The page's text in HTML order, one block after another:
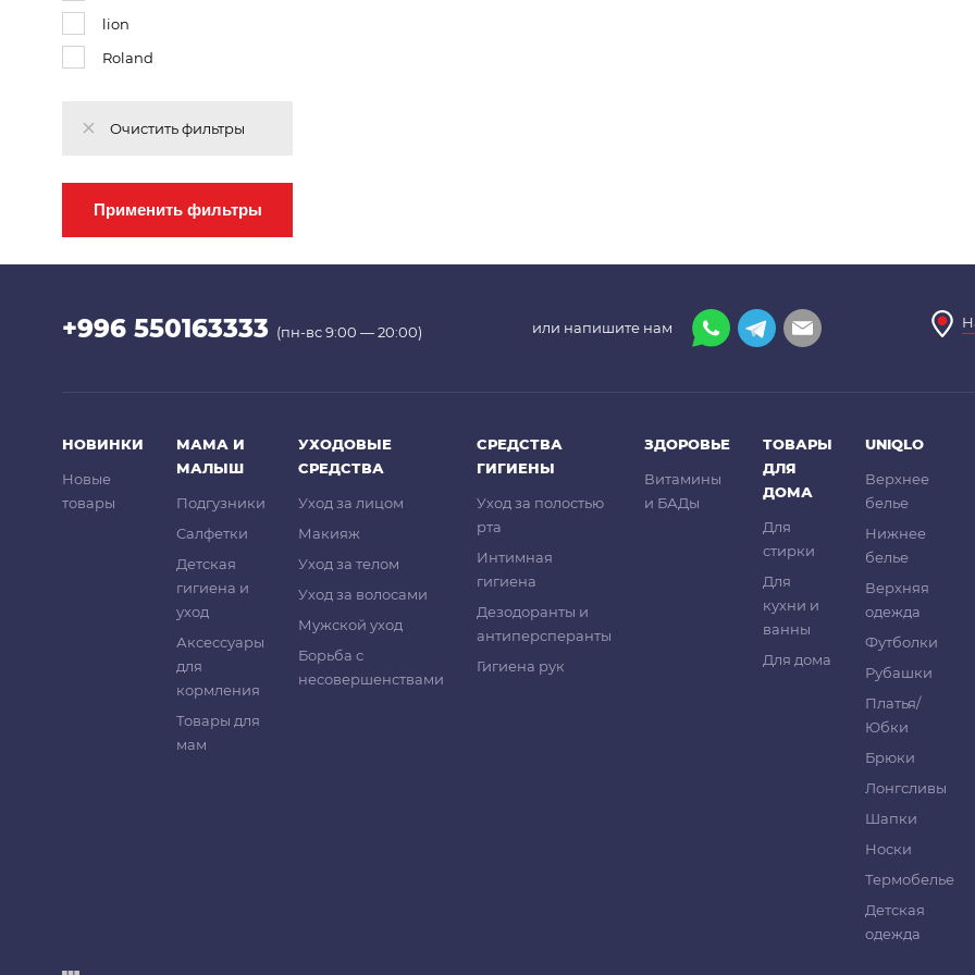
lion
Roland
Очистить фильтры
Применить фильтры
+996 550163333 (пн-вс 9:00 — 20:00) или напишите нам
НОВИНКИ
Новые
товары
МАМА И
МАЛЫШ
Подгузники
Салфетки
Детская
гигиена и
уход
Аксессуары
для
кормления
Товары для
мам
УХОДОВЫЕ
СРЕДСТВА
Уход за лицом
Макияж
Уход за телом
Уход за волосами
Мужской уход
Борьба с
несовершенствами
СРЕДСТВА
ГИГИЕНЫ
Уход за полостью
рта
Интимная
гигиена
Дезодоранты и
антиперсперанты
Гигиена рук
ЗДОРОВЬЕ
Витамины
и БАДы
ТОВАРЫ
ДЛЯ
ДОМА
Для
стирки
Для
кухни и
ванны
Для дома
UNIQLO
Верхнее
белье
Нижнее
белье
Верхняя
одежда
Футболки
Рубашки
Платья/
Юбки
Брюки
Лонгсливы
Шапки
Носки
Термобелье
Детская
одежда